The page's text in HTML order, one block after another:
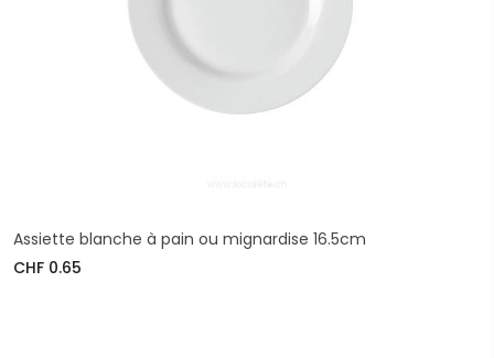
Assiette blanche à pain ou mignardise 16.5cm
CHF 0.65